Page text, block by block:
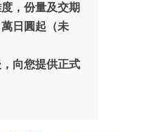
，份量及交期
日圓起（未
向您提供正式